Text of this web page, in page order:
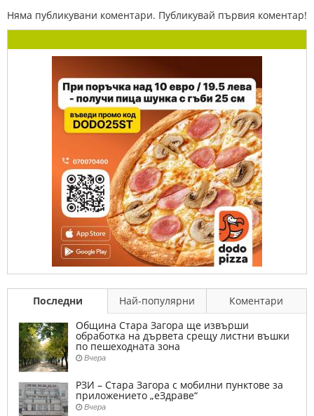
Няма публикувани коментари. Публикувай първия коментар!
Последни Най-популярни
Коментари
Община Стара Загора ще извърши
обработка на дървета срещу листни въшки
по пешеходната зона
Вчера
РЗИ – Стара Загора с мобилни пунктове за
приложението „еЗдраве“
Вчера